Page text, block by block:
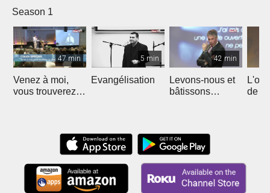
Season 1
47 min
Venez à moi,
vous trouverez
5 min
Evangélisation
42 min
Levons-nous et
bâtissons
de